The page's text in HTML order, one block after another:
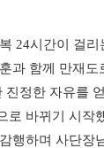
24시간이 걸
과 함께 만재도
진정한 자유를
로 바뀌기 시작
행하며 사단장